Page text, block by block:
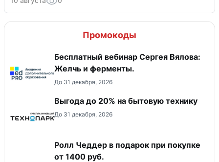
Промокоды
Бесплатный вебинар Сергея Вялова:
Желчь и ферменты.
До 31 декабря, 2026
Выгода до 20% на бытовую технику
До 31 декабря, 2026
Ролл Чеддер в подарок при покупке
от 1400 руб.